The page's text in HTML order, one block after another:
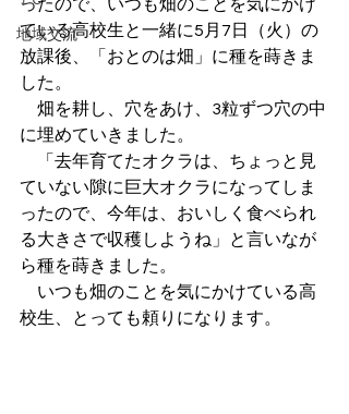
地域交流
ったので、いつも畑のことを気にかけ
ている高校生と一緒に5月7日（火）の
放課後、「おとのは畑」に種を蒔きま
した。
畑を耕し、穴をあけ、3粒ずつ穴の中
に埋めていきました。
「去年育てたオクラは、ちょっと見
ていない隙に巨大オクラになってしま
ったので、今年は、おいしく食べられ
る大きさで収穫しようね」と言いなが
ら種を蒔きました。
いつも畑のことを気にかけている高
校生、とっても頼りになります。